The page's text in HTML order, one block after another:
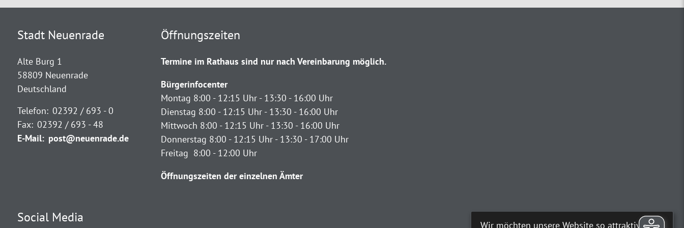
Stadt Neuenrade
Alte Burg 1
58809 Neuenrade
Deutschland
Telefon: 02392 / 693 - 0
Fax: 02392 / 693 - 48
E-Mail: post@neuenrade.de
Öffnungszeiten
Termine im Rathaus sind nur nach Vereinbarung möglich.
Bürgerinfocenter
Montag 8:00 - 12:15 Uhr - 13:30 - 16:00 Uhr
Dienstag 8:00 - 12:15 Uhr - 13:30 - 16:00 Uhr
Mittwoch 8:00 - 12:15 Uhr - 13:30 - 16:00 Uhr
Donnerstag 8:00 - 12:15 Uhr - 13:30 - 17:00 Uhr
Freitag 8:00 - 12:00 Uhr
Öffnungszeiten der einzelnen Ämter
Social Media
Wir möchten unsere Website so attraktiv wie